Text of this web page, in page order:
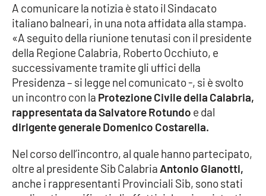
STREAMING
LaC TV
LaC Network
LaC OnAir
EDIZIONI
LOCALI
Catanzaro
A comunicare la notizia è stato il Sindacato
italiano balneari, in una nota affidata alla stampa.
«A seguito della riunione tenutasi con il presidente
della Regione Calabria, Roberto Occhiuto, e
successivamente tramite gli uffici della
Presidenza – si legge nel comunicato -, si è svolto
un incontro con la Protezione Civile della Calabria,
rappresentata da Salvatore Rotundo e dal
dirigente generale Domenico Costarella.
Nel corso dell’incontro, al quale hanno partecipato,
oltre al presidente Sib Calabria Antonio Gianotti,
anche i rappresentanti Provinciali Sib, sono stati